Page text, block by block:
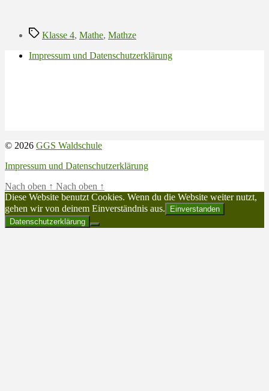
Schlagwörter
Klasse 4, Mathe, Mathze
Impressum und Datenschutzerklärung
© 2026 GGS Waldschule
Impressum und Datenschutzerklärung
Nach oben ↑ Nach oben ↑
Diese Website benutzt Cookies. Wenn du die Website weiter nutzt,
gehen wir von deinem Einverständnis aus.
Einverstanden
Datenschutzerklärung